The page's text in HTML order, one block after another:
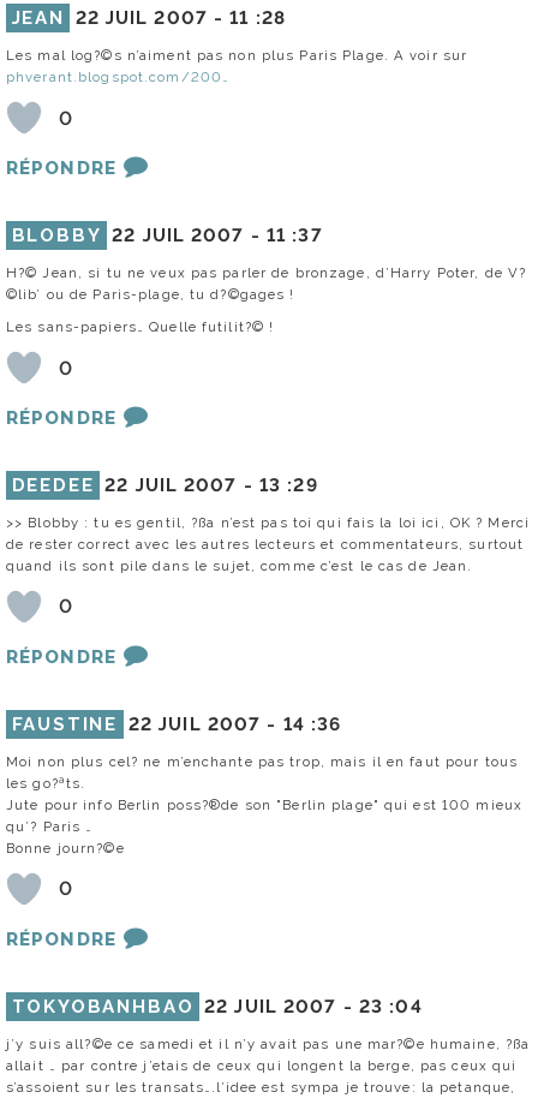
JEAN 22 JUIL 2007 -11 :28
Les mal log?©s n’aiment pas non plus Paris Plage. A voir sur
phverant.blogspot.com/200…
0
RÉPONDRE
BLOBBY 22 JUIL 2007 - 11 :37
H?© Jean, si tu ne veux pas parler de bronzage, d’Harry Poter, de V?
©lib’ ou de Paris-plage, tu d?©gages !
Les sans-papiers… Quelle futilit?© !
0
RÉPONDRE
DEEDEE 22 JUIL 2007 - 13 :29
>> Blobby : tu es gentil, ?ßa n’est pas toi qui fais la loi ici, OK ? Merci
de rester correct avec les autres lecteurs et commentateurs, surtout
quand ils sont pile dans le sujet, comme c’est le cas de Jean.
0
RÉPONDRE
FAUSTINE 22 JUIL 2007 - 14 :36
Moi non plus cel? ne m’enchante pas trop, mais il en faut pour tous
les go?ªts.
Jute pour info Berlin poss?®de son "Berlin plage" qui est 100 mieux
qu’? Paris …
Bonne journ?©e
0
RÉPONDRE
TOKYOBANHBAO 22 JUIL 2007 - 23 :04
j’y suis all?©e ce samedi et il n’y avait pas une mar?©e humaine, ?ßa
allait … par contre j’etais de ceux qui longent la berge, pas ceux qui
s’assoient sur les transats….l’idee est sympa je trouve: la petanque,